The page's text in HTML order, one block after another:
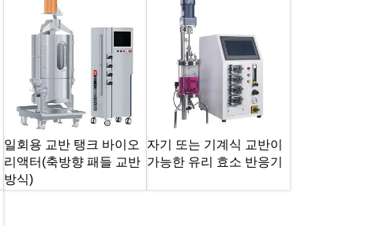
일회용 교반 탱크 바이오
리액터(축방향 패들 교반
방식)
자기 또는 기계식 교반이
가능한 유리 효소 반응기